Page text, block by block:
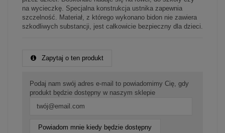
na wycieczkę. Specjalna konstrukcja ustnika zapewnia
szczelność. Materiał, z którego wykonano bidon nie zawiera
szkodliwych substancji, jest całkowicie bezpieczny dla dzieci.
Zapytaj o ten produkt
Podaj nam swój adres e-mail to powiadomimy Cię, gdy
produkt będzie dostępny w naszym sklepie
Powiadom mnie kiedy będzie dostępny